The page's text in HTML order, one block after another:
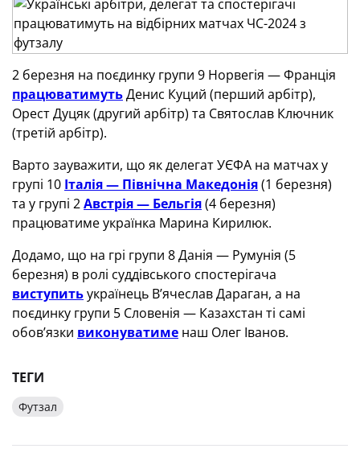
2 березня на поєдинку групи 9 Норвегія — Франція
працюватимутьДенис Куций (перший арбітр),
Орест Дуцяк (другий арбітр) та Святослав Ключник
(третій арбітр).
Варто зауважити, що як делегат УЄФА на матчах у
групі 10 Італія — Північна Македонія(1 березня)
та у групі 2Австрія — Бельгія(4 березня)
працюватиме українка Марина Кирилюк.
Додамо, що на грі групи 8 Данія — Румунія (5
березня) в ролі суддівського спостерігача
виступитьукраїнець В’ячеслав Дараган, а на
поєдинку групи 5 Словенія — Казахстан ті самі
обов’язки виконуватиме наш Олег Іванов.
ТЕГИ
Футзал